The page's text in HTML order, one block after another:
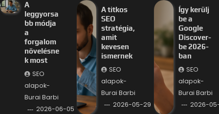
A
leggyorsa
bb módja
a
forgalom
növelésne
k most
SEO
alapok-
Burai Barbi
2026-06-05
A titkos
SEO
stratégia,
amit
kevesen
ismernek
SEO
alapok-
Burai Barbi
2026-05-29
Így kerülj
be a
Google
Discover-
be 2026-
ban
SEO
alapok-
Burai Barbi
2026-